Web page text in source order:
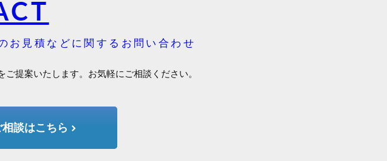
お見積などに関するお問い合わせ
提案いたします。お気軽にご相談ください。
談はこちら